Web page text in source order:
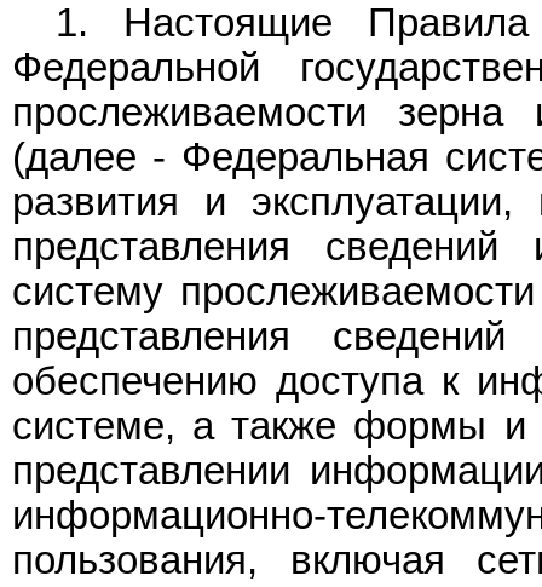
1. Настоящие Правила
Федеральной
прослеживаемости зерна
(далее - Федеральная
развития и
представления
систему
представления
обеспечению доступа к
системе, а также формы и
представлении
информационно-
пользования, включая